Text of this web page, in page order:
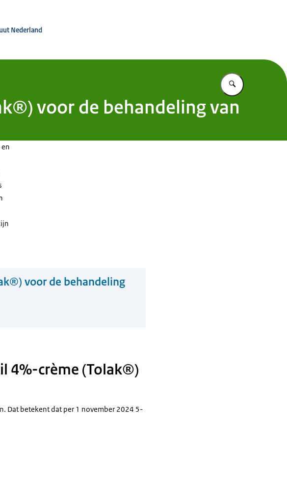
Nederland
Vul in wat u
voor de behandeling van
voor de behandeling
4%-crème (Tolak®)
Dat betekent dat per 1 november 2024 5-